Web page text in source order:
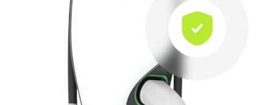
Инфраструктура
Более 2000 штук
установлено в России